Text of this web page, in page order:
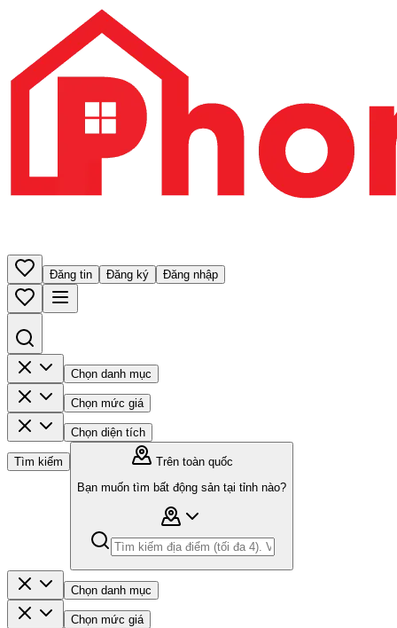
Đăng tin Đăng ký Đăng nhập
Chọn danh mục
Chọn mức giá
Chọn diện tích
Tìm kiếm
Trên toàn quốc
Bạn muốn tìm bất động sản tại tỉnh nào?
Chọn danh mục
Chọn mức giá